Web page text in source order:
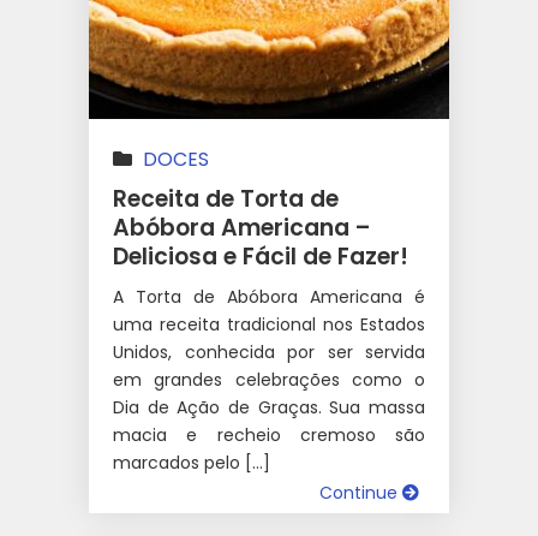
DOCES
Receita de Torta de
Abóbora Americana –
Deliciosa e Fácil de Fazer!
A Torta de Abóbora Americana é
uma receita tradicional nos Estados
Unidos, conhecida por ser servida
em grandes celebrações como o
Dia de Ação de Graças. Sua massa
macia e recheio cremoso são
marcados pelo […]
Continue